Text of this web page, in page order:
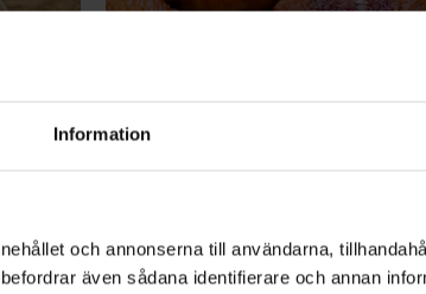
Information
och annonserna till användarna,
även sådana identifierare och annan